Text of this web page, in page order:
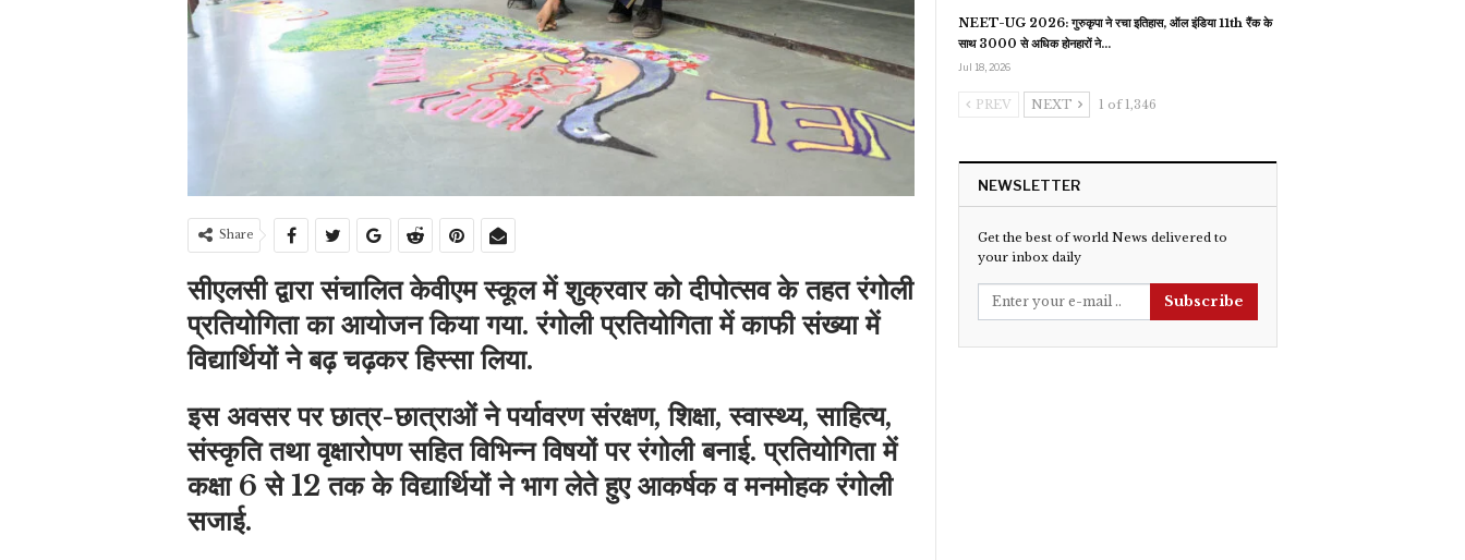
Share
सीएलसी द्वारा संचालित केवीएम स्कूल में शुक्रवार को दीपोत्सव के तहत रंगोली
प्रतियोगिता का आयोजन किया गया. रंगोली प्रतियोगिता में काफी संख्या में
विद्यार्थियों ने बढ़ चढ़कर हिस्सा लिया.
इस अवसर पर छात्र-छात्राओं ने पर्यावरण संरक्षण, शिक्षा, स्वास्थ्य, साहित्य,
संस्कृति तथा वृक्षारोपण सहित विभिन्न विषयों पर रंगोली बनाई. प्रतियोगिता में
कक्षा 6 से 12 तक के विद्यार्थियों ने भाग लेते हुए आकर्षक व मनमोहक रंगोली
सजाई.
NEET-UG 2026: गुरुकृपा ने रचा इतिहास, ऑल इंडिया 11th रैंक के
साथ 3000 से अधिक होनहारों ने…
Jul 18, 2026
PREV NEXT 1 of 1,346
NEWSLETTER
Get the best of world News delivered to
your inbox daily
Subscribe